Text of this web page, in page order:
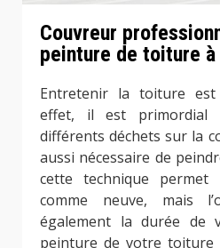
Couvreur
peinture de toiture à
Entretenir la toiture
effet, il est primordial
différents déchets sur la
aussi nécessaire de
cette technique permet
comme neuve, mais
également la durée de
peinture de votre toiture